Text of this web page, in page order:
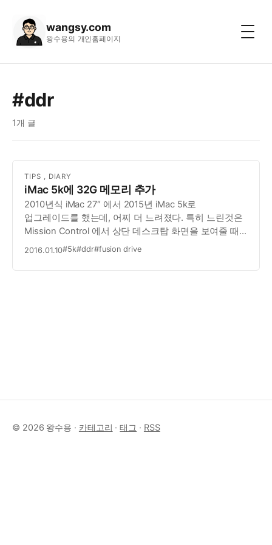
wangsy.com
왕수용의 개인홈페이지
#ddr
1개 글
TIPS DIARY
iMac 5k에 32G 메모리 추가
2010년식 iMac 27″ 에서 2015년 iMac 5k로
업그레이드를 했는데, 어찌 더 느려졌다. 특히 느린것은
Mission Control 에서 상단 데스크탑 화면을 보여줄 때
매우 느려졌다. 왜일까 고민을 하면서 의심을 한 것이
2016.01.10#5k#ddr#fusion drive
© 2026 왕수용 · 카테고리 ·태그 · RSS